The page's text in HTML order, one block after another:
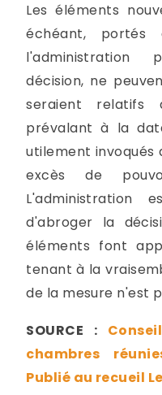
Les éléments
échéant, portés
l'administration
décision, ne
seraient
prévalant à la
utilement invoqués
excès de
L'administration
d'abroger la
éléments font
tenant à la
de la mesure n'est
SOURCE :
chambres
Publié au recueil